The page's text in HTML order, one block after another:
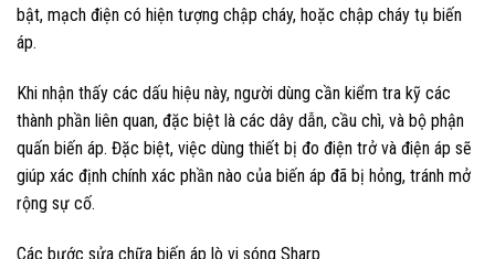
bật, mạch điện có hiện tượng chập cháy, hoặc chập cháy tụ biến
áp.
Khi nhận thấy các dấu hiệu này, người dùng cần kiểm tra kỹ các
thành phần liên quan, đặc biệt là các dây dẫn, cầu chì, và bộ phận
quấn biến áp. Đặc biệt, việc dùng thiết bị đo điện trở và điện áp sẽ
giúp xác định chính xác phần nào của biến áp đã bị hỏng, tránh mở
rộng sự cố.
Các bước sửa chữa biến áp lò vi sóng Sharp